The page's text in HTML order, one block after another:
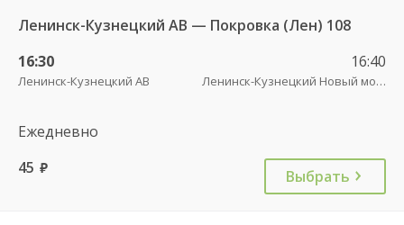
Ленинск-Кузнецкий АВ — Покровка (Лен) 108
16:30
Ленинск-Кузнецкий АВ
16:40
Ленинск-Кузнецкий Новый мост
Ежедневно
45 руб. Выбрать